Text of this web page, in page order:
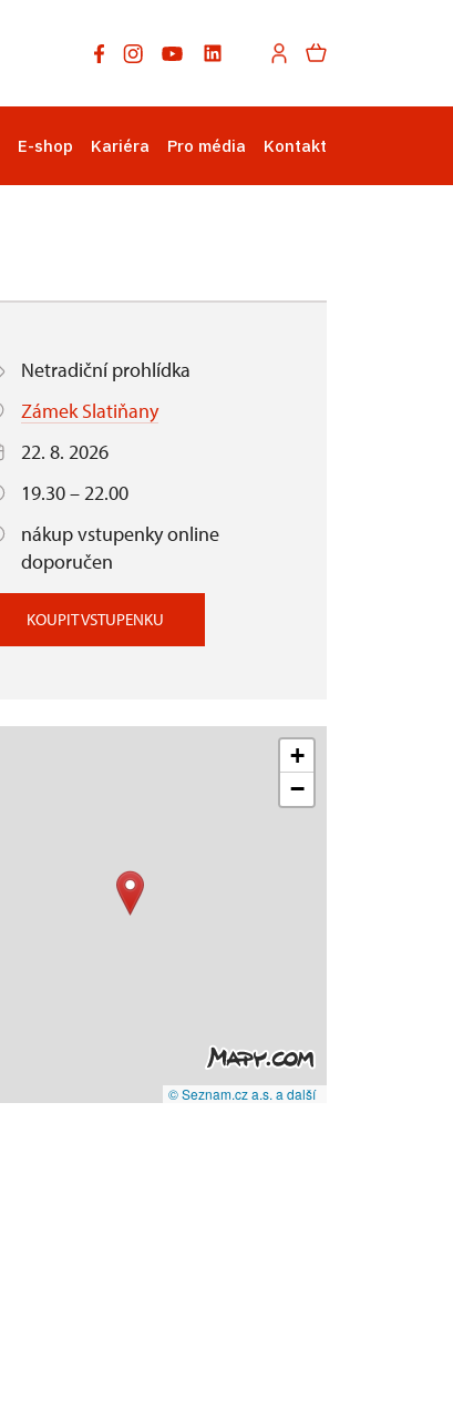
E-shop Kariéra Pro média Kontakt
Netradiční prohlídka
Zámek Slatiňany
22. 8. 2026
19.30 – 22.00
nákup vstupenky online
doporučen
KOUPIT VSTUPENKU
+
−
© Seznam.cz a.s. a další